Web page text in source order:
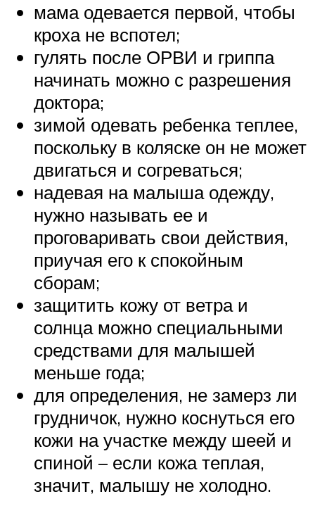
мама одевается первой, чтобы
кроха не вспотел;
гулять после ОРВИ и гриппа
начинать можно с разрешения
доктора;
зимой одевать ребенка теплее,
поскольку в коляске он не может
двигаться и согреваться;
надевая на малыша одежду,
нужно называть ее и
проговаривать свои действия,
приучая его к спокойным
сборам;
защитить кожу от ветра и
солнца можно специальными
средствами для малышей
меньше года;
для определения, не замерз ли
грудничок, нужно коснуться его
кожи на участке между шеей и
спиной – если кожа теплая,
значит, малышу не холодно.